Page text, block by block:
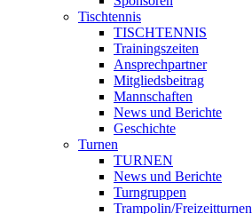
Tischtennis
TISCHTENNIS
Trainingszeiten
Ansprechpartner
Mitgliedsbeitrag
Mannschaften
News und Berichte
Geschichte
Turnen
TURNEN
News und Berichte
Turngruppen
Trampolin/Freizeitturnen